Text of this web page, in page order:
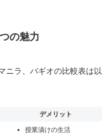
の魅力
ニラ、バギオの比較表は以
デメリット
授業漬けの生活